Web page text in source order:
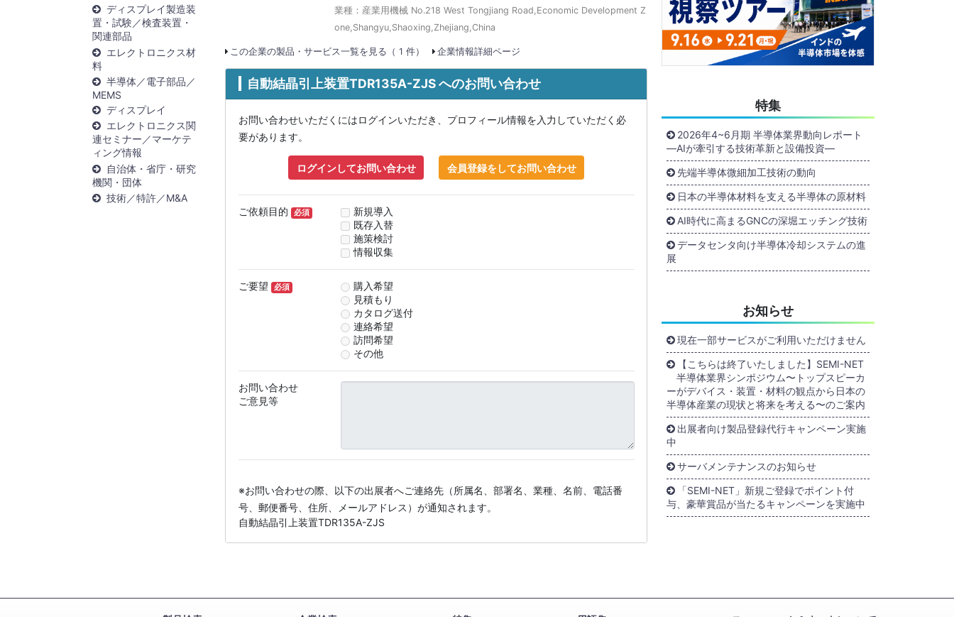
ディスプレイ製造装
置・試験／検査装置・
関連部品
エレクトロニクス材
料
半導体／電子部品／
MEMS
ディスプレイ
エレクトロニクス関
連セミナー／マーケテ
ィング情報
自治体・省庁・研究
機関・団体
技術／特許／M&A
業種：産業用機械 No.218 West Tongjiang Road,Economic Development Z
one,Shangyu,Shaoxing,Zhejiang,China
この企業の製品・サービス一覧を見る（ 1 件） 企業情報詳細ページ
自動結晶引上装置TDR135A-ZJS へのお問い合わせ
お問い合わせいただくにはログインいただき、プロフィール情報を入力していただく必
要があります。
ログインしてお問い合わせ 会員登録をしてお問い合わせ
ご依頼目的 必須
新規導入
既存入替
施策検討
情報収集
ご要望 必須
購入希望
見積もり
カタログ送付
連絡希望
訪問希望
その他
お問い合わせ
ご意見等
※お問い合わせの際、以下の出展者へご連絡先（所属名、部署名、業種、名前、電話番
号、郵便番号、住所、メールアドレス）が通知されます。
自動結晶引上装置TDR135A-ZJS
特集
2026年4~6月期 半導体業界動向レポート
―AIが牽引する技術革新と設備投資―
先端半導体微細加工技術の動向
日本の半導体材料を支える半導体の原材料
AI時代に高まるGNCの深堀エッチング技術
データセンタ向け半導体冷却システムの進
展
お知らせ
現在一部サービスがご利用いただけません
【こちらは終了いたしました】SEMI-NET
半導体業界シンポジウム〜トップスピーカ
ーがデバイス・装置・材料の観点から日本の
半導体産業の現状と将来を考える〜のご案内
出展者向け製品登録代行キャンペーン実施
中
サーバメンテナンスのお知らせ
「SEMI-NET」新規ご登録でポイント付
与、豪華賞品が当たるキャンペーンを実施中